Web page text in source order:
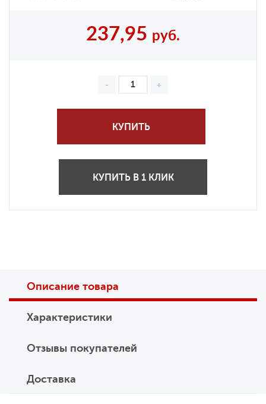
237,95 руб.
КУПИТЬ
КУПИТЬ В 1 КЛИК
Описание товара
Характеристики
Отзывы покупателей
Доставка